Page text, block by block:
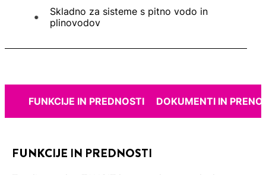
Skladno za sisteme s pitno vodo in
plinovodov
FUNKCIJE IN PREDNOSTI DOKUMENTI IN
FUNKCIJE IN PREDNOSTI